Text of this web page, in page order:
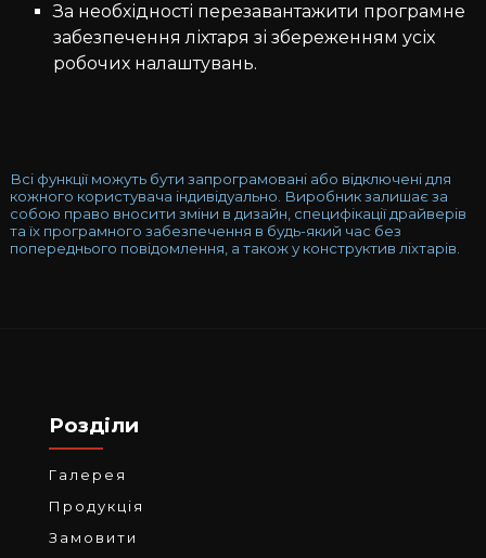
За необхідності перезавантажити програмне
забезпечення ліхтаря зі збереженням усіх
робочих налаштувань.
Всі функції можуть бути запрограмовані або відключені для
кожного користувача індивідуально. Виробник залишає за
собою право вносити зміни в дизайн, специфікації драйверів
та їх програмного забезпечення в будь-який час без
попереднього повідомлення, а також у конструктив ліхтарів.
Розділи
Галерея
Продукція
Замовити